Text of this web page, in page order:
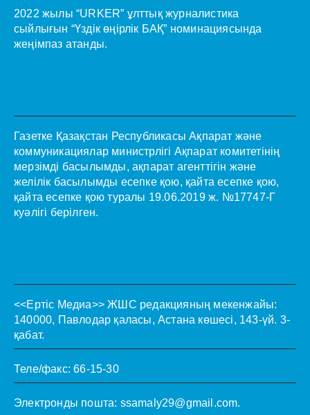
2022 жылы “URKER” ұлттық журналистика
сыйлығын “Үздік өңірлік БАҚ” номинациясында
жеңімпаз атанды.
Газетке Қазақстан Республикасы Ақпарат және
коммуникациялар министрлігі Ақпарат комитетінің
мерзімді басылымды, ақпарат агенттігін және
желілік басылымды есепке қою, қайта есепке қою,
қайта есепке қою туралы 19.06.2019 ж. №17747-Г
куәлігі берілген.
<<Ертіс Медиа>> ЖШС редакцияның мекенжайы:
140000, Павлодар қаласы, Астана көшесі, 143-үй. 3-
қабат.
Теле/факс: 66-15-30
Электронды пошта: ssamaly29@gmail.com.